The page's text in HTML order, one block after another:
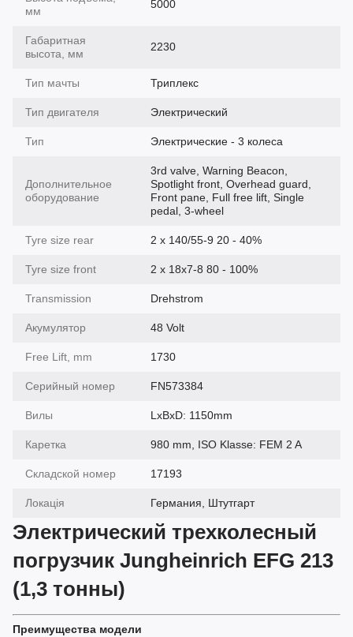
мм
5000
Габаритная
высота, мм
2230
Тип мачты Триплекс
Тип двигателя Электрический
Тип Электрические - 3 колеса
Дополнительное
оборудование
3rd valve, Warning Beacon,
Spotlight front, Overhead guard,
Front pane, Full free lift, Single
pedal, 3-wheel
Tyre size rear 2 x 140/55-9 20 - 40%
Tyre size front 2 x 18x7-8 80 - 100%
Transmission Drehstrom
Акумулятор 48 Volt
Free Lift, mm 1730
Серийный номер FN573384
Вилы LxBxD: 1150mm
Каретка 980 mm, ISO Klasse: FEM 2 A
Складской номер 17193
Локація Германия, Штутгарт
Электрический трехколесный
погрузчик Jungheinrich EFG 213
(1,3 тонны)
Преимущества модели